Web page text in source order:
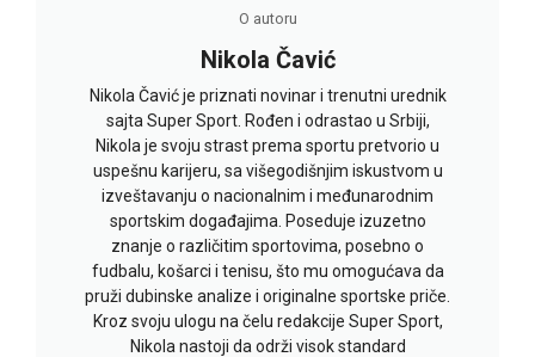
O autoru
Nikola Čavić
Nikola Čavić je priznati novinar i trenutni urednik
sajta Super Sport. Rođen i odrastao u Srbiji,
Nikola je svoju strast prema sportu pretvorio u
uspešnu karijeru, sa višegodišnjim iskustvom u
izveštavanju o nacionalnim i međunarodnim
sportskim događajima. Poseduje izuzetno
znanje o različitim sportovima, posebno o
fudbalu, košarci i tenisu, što mu omogućava da
pruži dubinske analize i originalne sportske priče.
Kroz svoju ulogu na čelu redakcije Super Sport,
Nikola nastoji da održi visok standard